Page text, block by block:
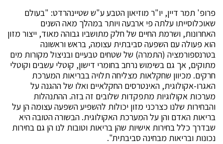
פרופ' תמר דיין, יו"ר מוזיאון הטבע ע"ש שטיינהרדט: "בעולם
שאוכלוסייתו עלתה פי ארבעה ויותר במהלך מאה השנים
האחרונות, ושרמת החיים של חלק מתושביו גבוהה מאוד, ייצור מזון
הוא פעולה עם השפעה סביבתית עצומה, בראש וראשונה
בטרנספורמציה (התמרה) של שטחים טבעיים ובניצול מקורות מים
מתוקים, אך גם בשימוש נרחב בחומרי דישון, קוטלי עשבים וקוטלי
חרקים. מכיוון שחקלאות מצליחה תלויה בבריאות המערכת
האגרו-אקולוגית, האינטרסים החקלאיים ואלו של ההגנה על
מערכות אקולוגיות מתפקדות שלובים זה בזה. ההתנהלות
והבחירות שלנו כצרכני מזון יכולות להשפיע השפעה עצומה הן על
בריאות האדם והן על המערכת האקולוגית. הבשורה הטובה היא
שבדרך כלל בחירות אישיות שהן בריאות וטובות לנו הן גם בחירות
נכונות ובריאות מבחינה סביבתית".